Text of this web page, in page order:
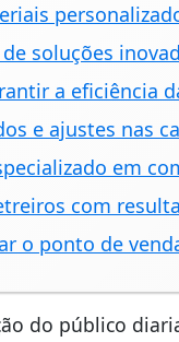
soluções
a eficiência
e ajustes nas
em
com
o ponto de
do público